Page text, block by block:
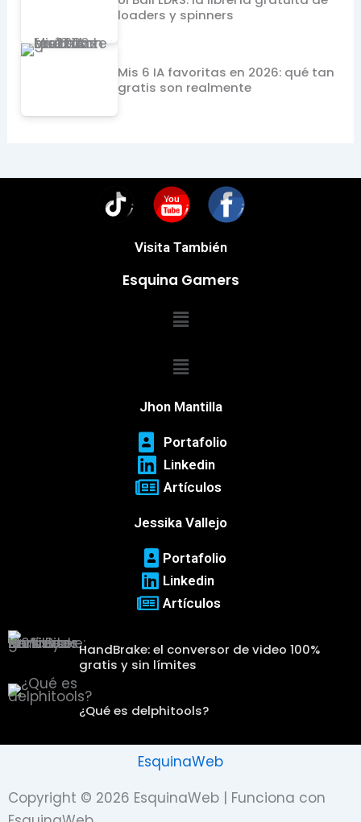
loaders y spinners
Mis 6 IA favoritas en 2026: qué tan
gratis son realmente
You
Visita También
Esquina Gamers
Menú
Menú
Jhon Mantilla
Portafolio
Linkedin
Artículos
Jessika Vallejo
Portafolio
Linkedin
Artículos
HandBrake: el conversor de video 100%
gratis y sin límites
¿Qué es delphitools?
EsquinaWeb
Copyright © 2026 EsquinaWeb | Funciona con